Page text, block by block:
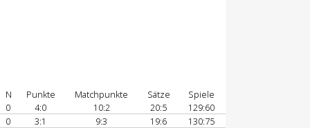
N Punkte Matchpunkte Sätze
Spiele
0 4:0 10:2 20:5
129:60
0 3:1 9:3 19:6
130:75